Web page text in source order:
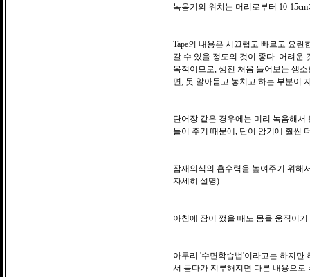
녹음기의 위치는 머리로부터 10-
Tape의 내용은 시끄럽고 빠르고 요
갈 수 있을 정도의 것이 좋다. 어려운
목적이므로, 생전 처음 들어보는 생
면, 못 알아듣고 놓치고 하는 부분이
단어장 같은 경우에는 미리 녹음해
들어 주기 때문에, 단어 암기에 훨씬
잠재의식의 흡수력을 높여주기 위해
자세히 설명)
아침에 잠이 깼을 때도 몸을 움직이
아무리 '수면학습법'이라고는 하지만
서 듣다가 지루해지면 다른 내용으로